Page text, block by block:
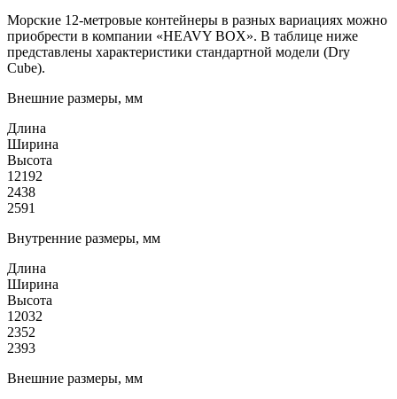
Морские 12-метровые контейнеры в разных вариациях можно
приобрести в компании «HEAVY BOX». В таблице ниже
представлены характеристики стандартной модели (Dry
Cube).
Внешние размеры, мм
Длина
Ширина
Высота
12192
2438
2591
Внутренние размеры, мм
Длина
Ширина
Высота
12032
2352
2393
Внешние размеры, мм